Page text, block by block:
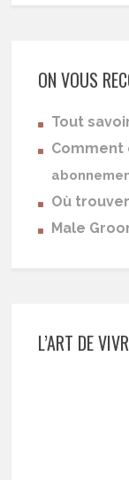
ON VOUS
Tout
Comment
Où
Male
L’ART DE